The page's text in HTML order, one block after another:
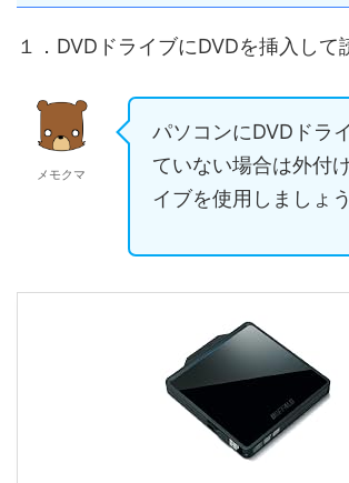
１．DVDドライブにDVDを挿入して
メモクマ
パソコンにDVDドラ
ていない場合は外付
イブを使用しましょう